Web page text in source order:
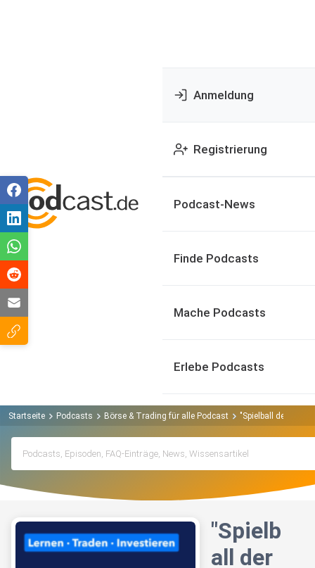
Anmeldung
Registrierung
Podcast-News
Finde Podcasts
Mache Podcasts
Erlebe Podcasts
Startseite Podcasts Börse & Trading für alle Podcast "Spielball der
"Spielb
all der